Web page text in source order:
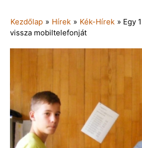
Kezdőlap » Hírek » Kék-Hírek » Egy
vissza mobiltelefonját